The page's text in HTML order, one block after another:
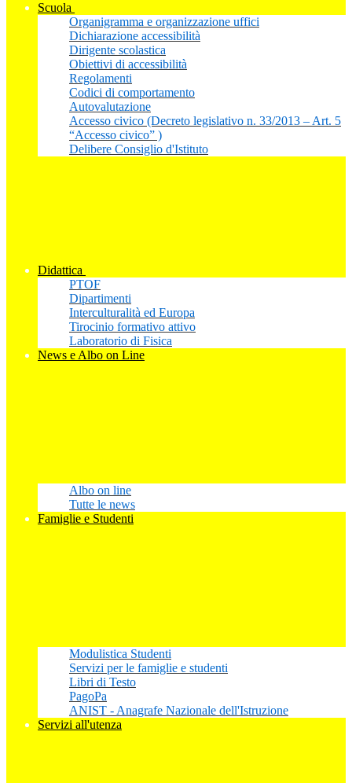
Scuola
Organigramma e organizzazione uffici
Dichiarazione accessibilità
Dirigente scolastica
Obiettivi di accessibilità
Regolamenti
Codici di comportamento
Autovalutazione
Accesso civico (Decreto legislativo n. 33/2013 – Art. 5
“Accesso civico” )
Delibere Consiglio d'Istituto
Didattica
PTOF
Dipartimenti
Interculturalità ed Europa
Tirocinio formativo attivo
Laboratorio di Fisica
News e Albo on Line
Albo on line
Tutte le news
Famiglie e Studenti
Modulistica Studenti
Servizi per le famiglie e studenti
Libri di Testo
PagoPa
ANIST - Anagrafe Nazionale dell'Istruzione
Servizi all'utenza